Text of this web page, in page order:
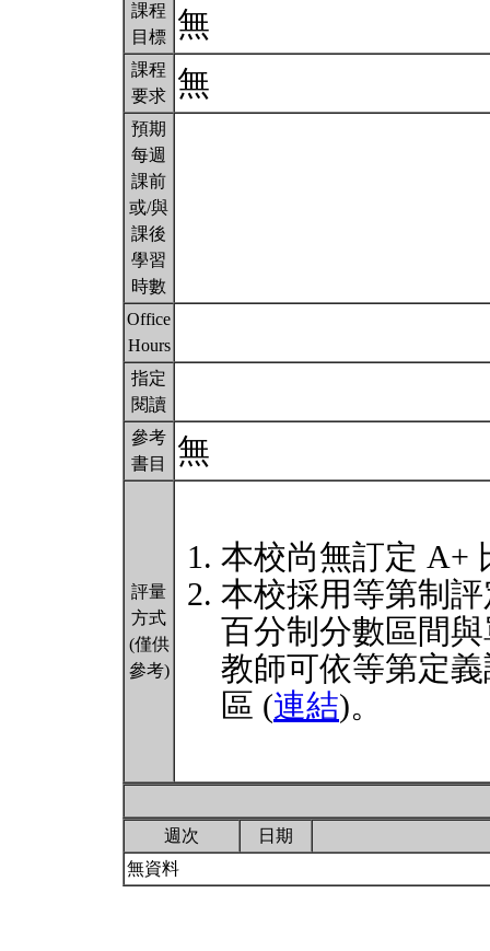
課程
目標
無
課程
要求
無
預期
每週
課前
或/與
課後
學習
時數
Office
Hours
指定
閱讀
參考
書目
無
評量
方式
(僅供
參考)
本校尚無訂定 A+
本校採用等第制
百分制分數區間
教師可依等第定
區 (連結)。
週次
日期
無資料